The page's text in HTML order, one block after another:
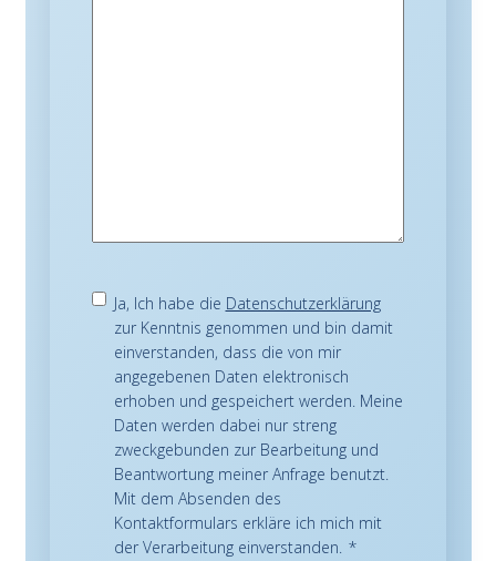
Einwilligung
Ja, Ich habe die Datenschutzerklärung
zur Kenntnis genommen und bin damit
einverstanden, dass die von mir
angegebenen Daten elektronisch
erhoben und gespeichert werden. Meine
Daten werden dabei nur streng
zweckgebunden zur Bearbeitung und
Beantwortung meiner Anfrage benutzt.
Mit dem Absenden des
Kontaktformulars erkläre ich mich mit
der Verarbeitung einverstanden. *